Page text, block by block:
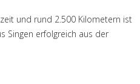
und rund 2.500 Kilometern ist
Singen erfolgreich aus der